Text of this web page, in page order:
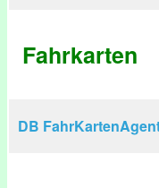
Fahrkarten
DB